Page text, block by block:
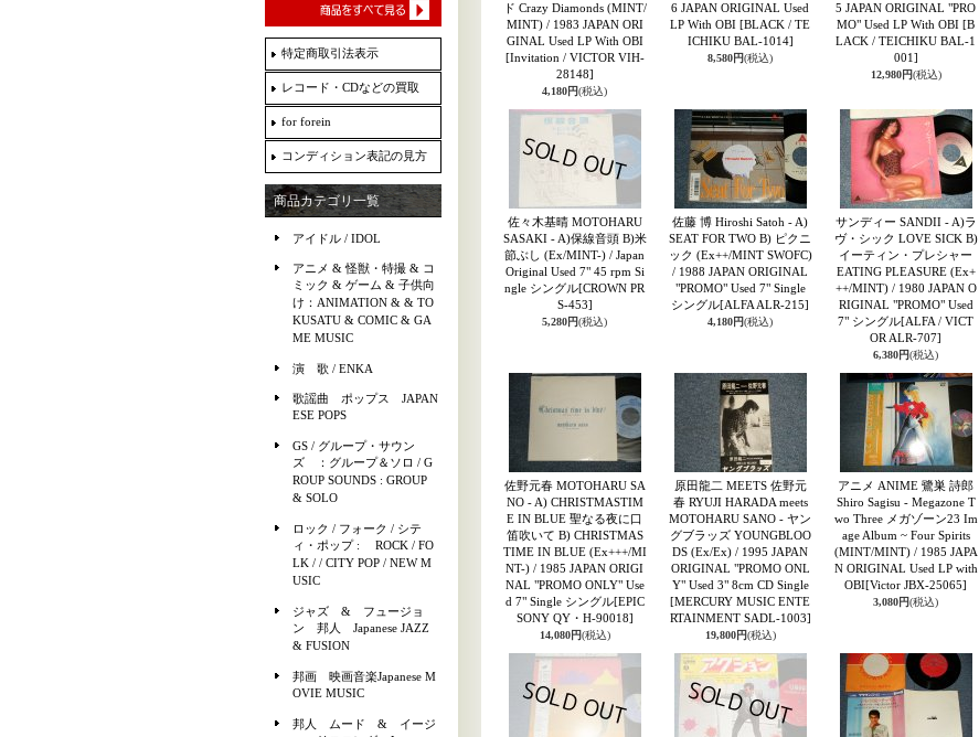
特定商取引法表示
レコード・CDなどの買取
for forein
コンディション表記の見方
商品カテゴリ一覧
アイドル / IDOL
アニメ & 怪獣・特撮 & コ
ミック & ゲーム & 子供向
け：ANIMATION & & TO
KUSATU & COMIC & GA
ME MUSIC
演 歌 / ENKA
歌謡曲 ポップス JAPAN
ESE POPS
GS / グループ・サウン
ズ ：グループ＆ソロ / G
ROUP SOUNDS : GROUP
& SOLO
ロック / フォーク / シテ
ィ・ポップ : ROCK / FO
LK / / CITY POP / NEW M
USIC
ジャズ & フュージョ
ン 邦人 Japanese JAZZ
& FUSION
邦画 映画音楽Japanese M
OVIE MUSIC
邦人 ムード & イージ
ド Crazy Diamonds (MINT/
MINT) / 1983 JAPAN ORI
GINAL Used LP With OBI
[Invitation / VICTOR VIH-
28148]
4,180円(税込)
6 JAPAN ORIGINAL Used
LP With OBI [BLACK / TE
ICHIKU BAL-1014]
8,580円(税込)
5 JAPAN ORIGINAL "PRO
MO" Used LP With OBI [B
LACK / TEICHIKU BAL-1
001]
12,980円(税込)
佐々木基晴 MOTOHARU
SASAKI - A)保線音頭 B)米
節ぶし (Ex/MINT-) / Japan
Original Used 7" 45 rpm Si
ngle シングル[CROWN PR
S-453]
5,280円(税込)
佐藤 博 Hiroshi Satoh - A)
SEAT FOR TWO B) ピクニ
ック (Ex++/MINT SWOFC)
/ 1988 JAPAN ORIGINAL
"PROMO" Used 7" Single
シングル[ALFA ALR-215]
4,180円(税込)
サンディー SANDII - A)ラ
ヴ・シック LOVE SICK B)
イーティン・プレシャー
EATING PLEASURE (Ex+
++/MINT) / 1980 JAPAN O
RIGINAL "PROMO" Used
7" シングル[ALFA / VICT
OR ALR-707]
6,380円(税込)
佐野元春 MOTOHARU SA
NO - A) CHRISTMASTIM
E IN BLUE 聖なる夜に口
笛吹いて B) CHRISTMAS
TIME IN BLUE (Ex+++/MI
NT-) / 1985 JAPAN ORIGI
NAL "PROMO ONLY" Use
d 7" Single シングル[EPIC
SONY QY・H-90018]
14,080円(税込)
原田龍二 MEETS 佐野元
春 RYUJI HARADA meets
MOTOHARU SANO - ヤン
グブラッズ YOUNGBLOO
DS (Ex/Ex) / 1995 JAPAN
ORIGINAL "PROMO ONL
Y" Used 3" 8cm CD Single
[MERCURY MUSIC ENTE
RTAINMENT SADL-1003]
19,800円(税込)
アニメ ANIME 鷺巣 詩郎
Shiro Sagisu ‎- Megazone T
wo Three メガゾーン23 Im
age Album ~ Four Spirits
(MINT/MINT) / 1985 JAPA
N ORIGINAL Used LP with
OBI[Victor JBX-25065]
3,080円(税込)